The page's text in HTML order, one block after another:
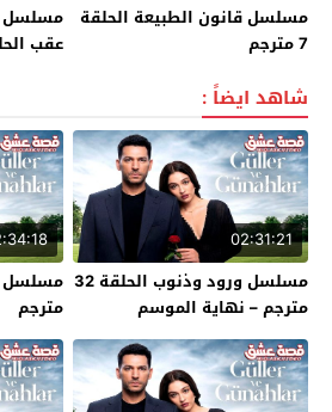
مسلسل قانون الطبيعة الحلقة
7 مترجم
مسلسل
عقب الحلقة 6
شاهد ايضاً :
02:31:21
مسلسل ورود وذنوب الحلقة 32
مترجم – نهاية الموسم
مترجم